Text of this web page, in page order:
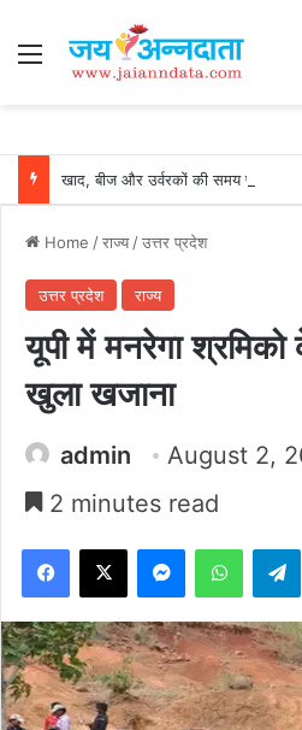
Menu
Home /राज्य/उत्तर प्रदेश
उत्तर प्रदेश राज्य
यूपी में मनरेगा
खुला खजाना
admin
August 2,
2 minutes read
Facebook
X Messenger